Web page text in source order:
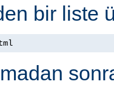
bir liste